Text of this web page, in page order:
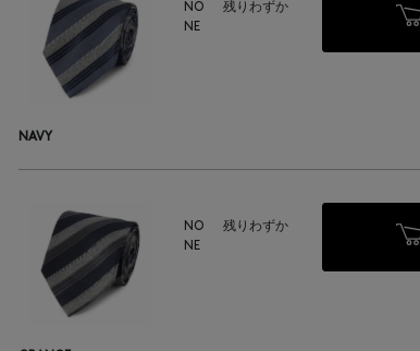
NO
NE
残りわずか
NAVY
NO
NE
残りわずか